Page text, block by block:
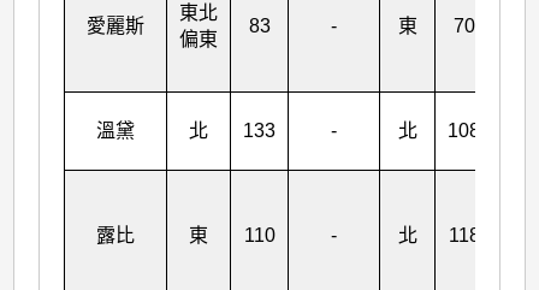
愛麗斯
東北
偏東
83 - 東 70
溫黛 北 133 - 北 108
露比 東 110 - 北 118